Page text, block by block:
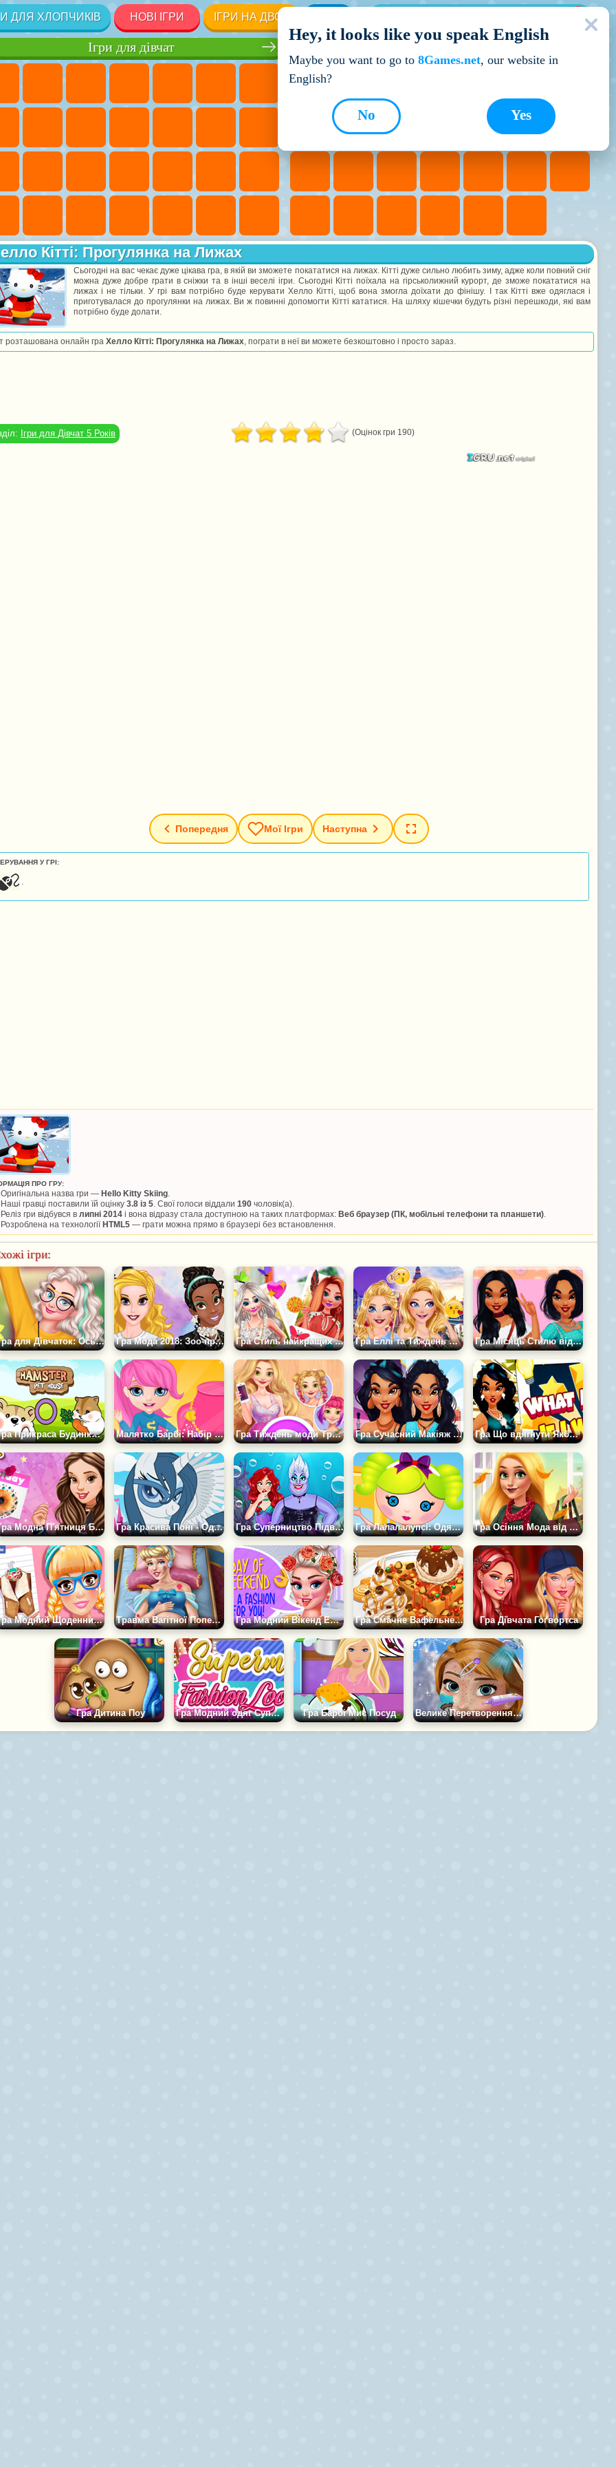
ДЛЯ ХЛОПЧИКІВ НОВІ ІГРИ ІГРИ НА ДВОХ
Кращі ігри
Ігри для дівчат
Кітті: Прогулянка на Лижах
Сьогодні на вас чекає дуже цікава гра, в якій ви зможете покататися на лижах. Кітті дуже сильно любить зиму, адже коли повний сніг
можна дуже добре грати в сніжки та в інші веселі ігри. Сьогодні Кітті поїхала на гірськолижний курорт, де зможе покататися на
лижах і не тільки. У грі вам потрібно буде керувати Хелло Кітті, щоб вона змогла доїхати до фінішу. І так Кітті вже одяглася і
приготувалася до прогулянки на лижах. Ви ж повинні допомогти Кітті кататися. На шляху кішечки будуть різні перешкоди, які вам
потрібно буде долати.
розташована онлайн гра Хелло Кітті: Прогулянка на Лижах , пограти в неї ви можете безкоштовно і просто зараз.
Ігри для Дівчат 5 Років (Оцінок гри 190)
Попередня Мої Ігри Наступна
У ГРІ:
ПРО ГРУ:
Оригінальна назва гри — Hello Kitty Skiing.
Наші гравці поставили їй оцінку 3.8 із 5. Свої голоси віддали 190 чоловік(а).
Реліз гри відбувся в липні 2014 і вона відразу стала доступною на таких платформах: Веб браузер (ПК, мобільні телефони та планшети).
Розроблена на технології HTML5 — грати можна прямо в браузері без встановлення.
ігри:
Гра для Дівчаток: Ось і Сонце Гра Мода 2018: Зоо-принти Гра Стиль найкращих подруг Гра Еллі та Тиждень моди Гра Місяць Стилю від Жаклін
Гра Прикраса Будинку Хом'ячка Малятко Барбі: Набір Прикрас Гра Тиждень моди Троянди Гра Сучасний Макіяж і Мода Жасмин Гра Що вдягнути Якби я була?
Гра Модна П'ятниця Бель Гра Красива Поні - Одягалка Гра Суперництво Підводної Принцеси Проти Лиходія Гра Лалалалупсі: Одягалка в Школу Гра Осіння Мода від Блондинки
Гра Модний Щоденник Коледжу Травма Вагітної Попелюшки Гра Модний Вікенд Ельзи та Моани Гра Смачне Вафельне Морозиво Гра Дівчата Гоґвортса
Гра Дитина Поу Гра Модний одяг Супермоделей Гра Барбі Миє Посуд Велике Перетворення Анни
Hey, it looks like you speak English
Maybe you want to go to 8Games.net, our website in
English?
Yes
No